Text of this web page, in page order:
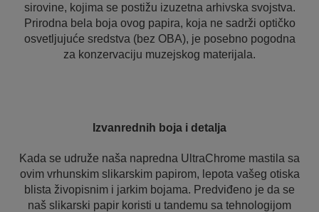
sirovine, kojima se postižu izuzetna arhivska svojstva.
Prirodna bela boja ovog papira, koja ne sadrži optičko
osvetljujuće sredstva (bez OBA), je posebno pogodna
za konzervaciju muzejskog materijala.
Izvanrednih boja i detalja
Kada se udruže naša napredna UltraChrome mastila sa
ovim vrhunskim slikarskim papirom, lepota vašeg otiska
blista živopisnim i jarkim bojama. Predviđeno je da se
naš slikarski papir koristi u tandemu sa tehnologijom